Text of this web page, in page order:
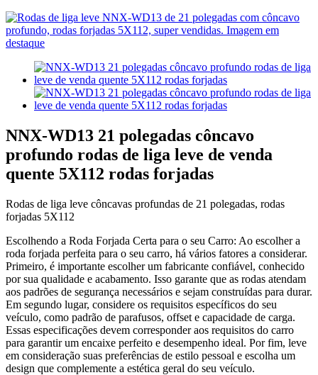
NNX-WD13 21 polegadas côncavo
profundo rodas de liga leve de venda
quente 5X112 rodas forjadas
Rodas de liga leve côncavas profundas de 21 polegadas, rodas
forjadas 5X112
Escolhendo a Roda Forjada Certa para o seu Carro: Ao escolher a
roda forjada perfeita para o seu carro, há vários fatores a considerar.
Primeiro, é importante escolher um fabricante confiável, conhecido
por sua qualidade e acabamento. Isso garante que as rodas atendam
aos padrões de segurança necessários e sejam construídas para durar.
Em segundo lugar, considere os requisitos específicos do seu
veículo, como padrão de parafusos, offset e capacidade de carga.
Essas especificações devem corresponder aos requisitos do carro
para garantir um encaixe perfeito e desempenho ideal. Por fim, leve
em consideração suas preferências de estilo pessoal e escolha um
design que complemente a estética geral do seu veículo.